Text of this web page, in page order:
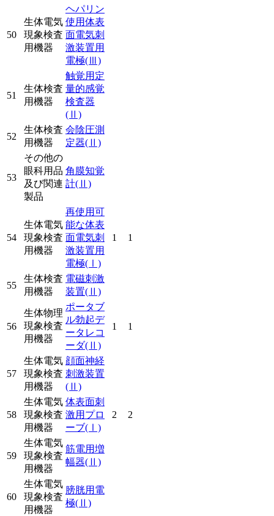
50
生体電気
現象検査
用機器
ヘパリン
使用体表
面電気刺
激装置用
電極(Ⅲ)
51
生体検査
用機器
触覚用定
量的感覚
検査器
(Ⅱ)
52
生体検査
用機器
会陰圧測
定器(Ⅱ)
53
その他の
眼科用品
及び関連
製品
角膜知覚
計(Ⅱ)
54
生体電気
現象検査
用機器
再使用可
能な体表
面電気刺
激装置用
電極(Ⅰ)
1 1
55
生体検査
用機器
電磁刺激
装置(Ⅱ)
56
生体物理
現象検査
用機器
ポータブ
ル勃起デ
ータレコ
ーダ(Ⅱ)
1 1
57
生体電気
現象検査
用機器
顔面神経
刺激装置
(Ⅱ)
58
生体電気
現象検査
用機器
体表面刺
激用プロ
ーブ(Ⅰ)
2 2
59
生体電気
現象検査
用機器
筋電用増
幅器(Ⅱ)
60
生体電気
現象検査
用機器
膀胱用電
極(Ⅱ)